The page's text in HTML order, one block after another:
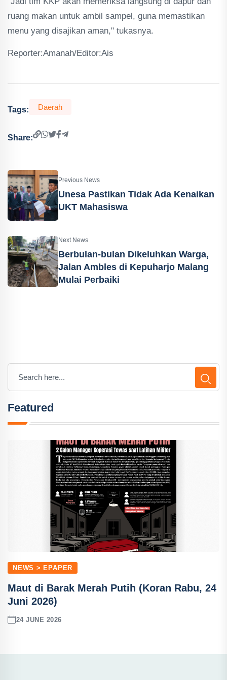
ruang makan untuk ambil sampel, guna memastikan
menu yang disajikan aman," tukasnya.
Reporter:Amanah/Editor:Ais
Tags: Daerah
Share:
Previous News
Unesa Pastikan Tidak Ada Kenaikan
UKT Mahasiswa
Next News
Berbulan-bulan Dikeluhkan Warga,
Jalan Ambles di Kepuharjo Malang
Mulai Perbaiki
Featured
NEWS > EPAPER
Maut di Barak Merah Putih (Koran Rabu, 24
Juni 2026)
24 JUNE 2026